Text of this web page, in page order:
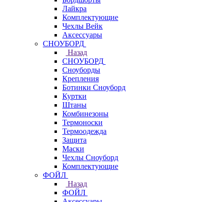
Лайкра
Комплектующие
Чехлы Вейк
Аксессуары
СНОУБОРД
Назад
СНОУБОРД
Сноуборды
Крепления
Ботинки Сноуборд
Куртки
Штаны
Комбинезоны
Термоноски
Термоодежда
Защита
Маски
Чехлы Сноуборд
Комплектующие
ФОЙЛ
Назад
ФОЙЛ